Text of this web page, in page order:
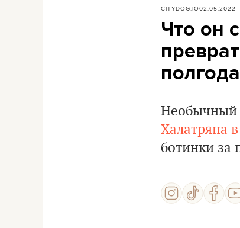
CITYDOG.IO02.05.2022
Что он
Необычный
Халатряна
ботинки за